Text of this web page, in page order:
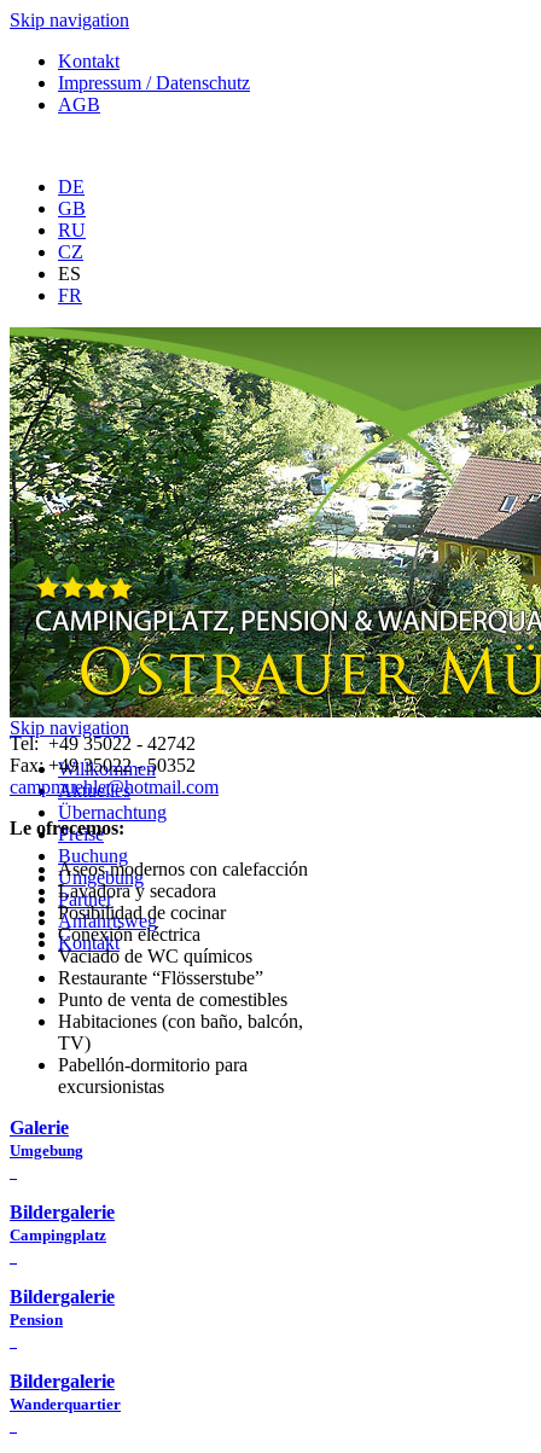
Skip navigation
Kontakt
Impressum / Datenschutz
AGB
DE
GB
RU
CZ
ES
FR
Skip navigation
Willkommen
Aktuelles
Übernachtung
Preise
Buchung
Umgebung
Partner
Anfahrtsweg
Kontakt
Reserva
Camping und Pension
"Ostrauer Mühle"
Kirnitzschtal
01814 Bad Schandau
Sachsen Deutschland
Tel: +49 35022 - 42742
Fax: +49 35022 - 50352
campmuehle@hotmail.com
Le ofrecemos:
Aseos modernos con calefacción
Lavadora y secadora
Posibilidad de cocinar
Conexión eléctrica
Vaciado de WC químicos
Restaurante “Flösserstube”
Punto de venta de comestibles
Habitaciones (con baño, balcón,
TV)
Pabellón-dormitorio para
excursionistas
Galerie
Umgebung
Bildergalerie
Campingplatz
Bildergalerie
Pension
Bildergalerie
Wanderquartier